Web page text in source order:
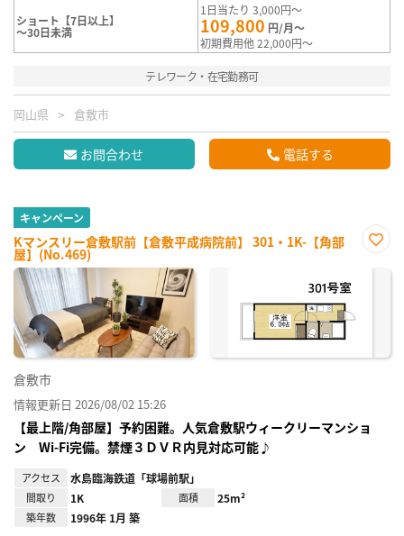
ショート【7日以上】
～30日未満
1日当たり 3,000円～
109,800 円/月～
初期費用他 22,000円～
テレワーク・在宅勤務可
岡山県 倉敷市
お問合わせ 電話する
キャンペーン
Kマンスリー倉敷駅前【倉敷平成病院前】 301・1K-【角部
屋】(No.469)
に入
倉敷市
情報更新日 2026/08/02 15:26
【最上階/角部屋】予約困難。人気倉敷駅ウィークリーマンショ
ン Wi-Fi完備。禁煙３ＤＶＲ内見対応可能♪
アクセス 水島臨海鉄道「球場前駅」
間取り 1K 面積 25m²
築年数 1996年 1月 築